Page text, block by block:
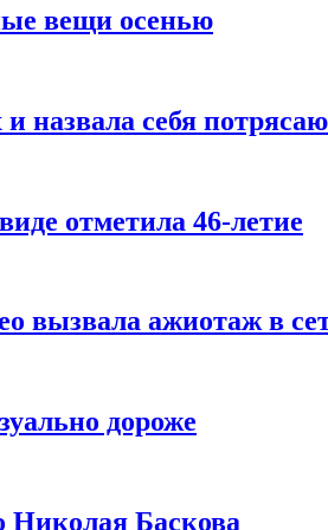
вещи осенью
назвала себя
отметила 46-летие
вызвала ажиотаж в
дороже
Николая Баскова